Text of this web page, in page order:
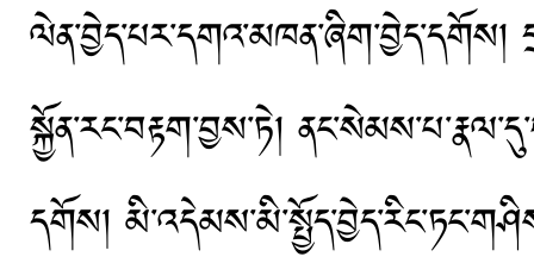
ལེན་བྱེད་པར་དགའ་མཁན་ཞིག་བྱེད་དགོས།
སྐྱོན་རང་བརྟག་བྱས་ཏེ།
དགོས།